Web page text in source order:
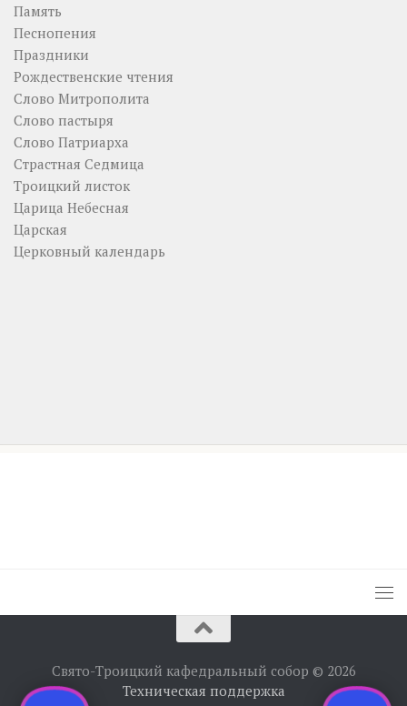
Память
Песнопения
Праздники
Рождественские чтения
Слово Митрополита
Слово пастыря
Слово Патриарха
Страстная Седмица
Троицкий листок
Царица Небесная
Царская
Церковный календарь
Свято-Троицкий кафедральный собор © 2026
Техническая поддержка